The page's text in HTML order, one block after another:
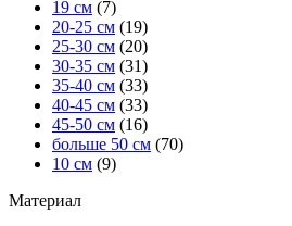
19 см (7)
20-25 см (19)
25-30 см (20)
30-35 см (31)
35-40 см (33)
40-45 см (33)
45-50 см (16)
больше 50 см (70)
10 см (9)
Материал